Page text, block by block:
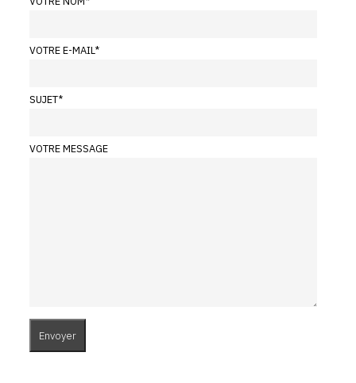
VOTRE E-MAIL*
SUJET*
VOTRE MESSAGE